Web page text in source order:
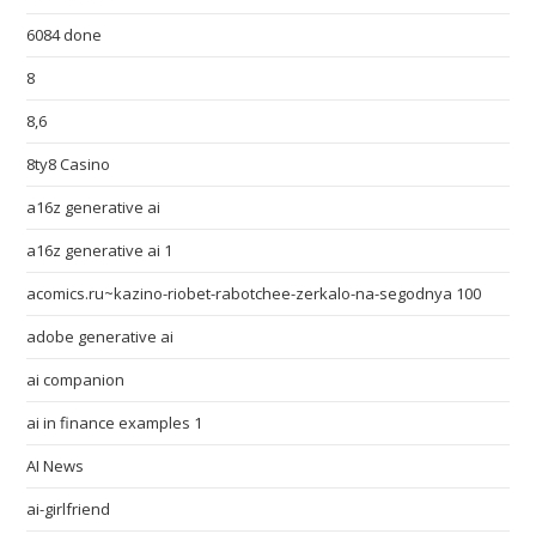
6084 done
8
8,6
8ty8 Casino
a16z generative ai
a16z generative ai 1
acomics.ru~kazino-riobet-rabotchee-zerkalo-na-segodnya 100
adobe generative ai
ai companion
ai in finance examples 1
AI News
ai-girlfriend